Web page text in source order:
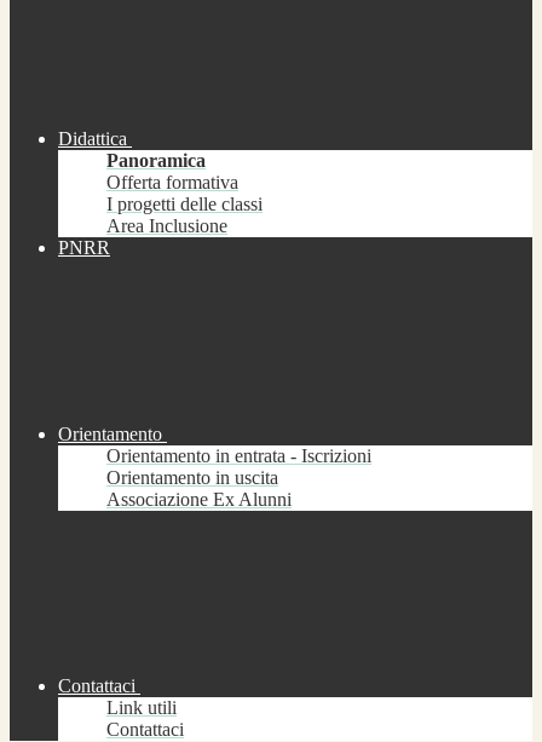
Didattica
Panoramica
Offerta formativa
I progetti delle classi
Area Inclusione
PNRR
Orientamento
Orientamento in entrata - Iscrizioni
Orientamento in uscita
Associazione Ex Alunni
Contattaci
Link utili
Contattaci